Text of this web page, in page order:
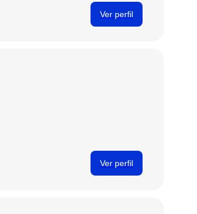
Ver perfil
Ver perfil